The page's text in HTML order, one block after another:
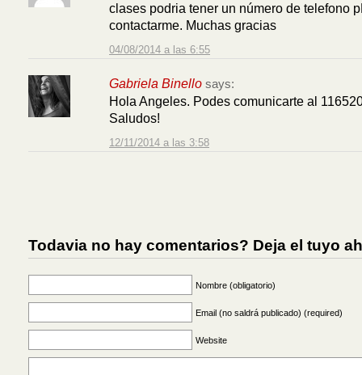
04/08/2014 a las 6:55
clases podria tener un número de telefono
contactarme. Muchas gracias
Gabriela Binello says:
12/11/2014 a las 3:58
Hola Angeles. Podes comunicarte al
Saludos!
Todavia no hay comentarios? Deja el tuyo
Nombre (obligatorio)
Email (no saldrá publicado) (required)
Website